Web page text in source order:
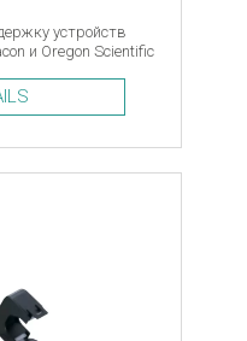
устройств
и Oregon Scientific